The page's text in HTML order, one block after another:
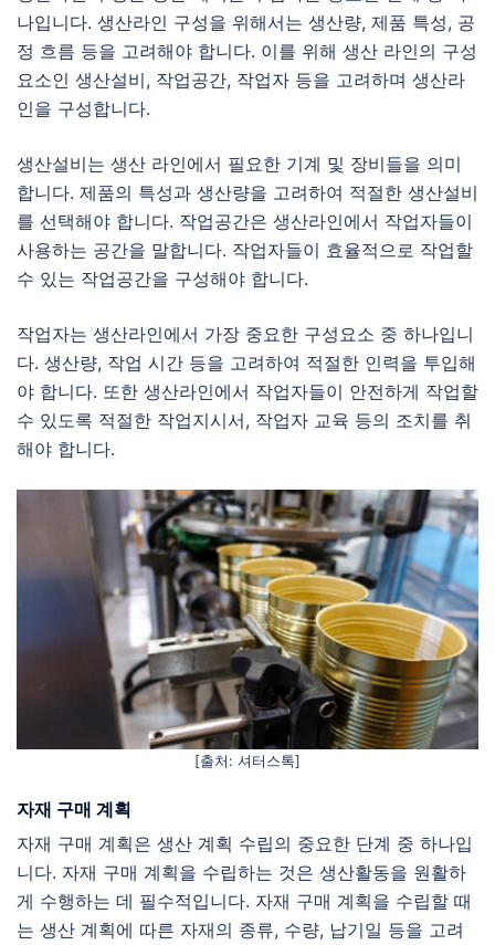
나입니다. 생산라인 구성을 위해서는 생산량, 제품 특성, 공
정 흐름 등을 고려해야 합니다. 이를 위해 생산 라인의 구성
요소인 생산설비, 작업공간, 작업자 등을 고려하며 생산라
인을 구성합니다.
생산설비는 생산 라인에서 필요한 기계 및 장비들을 의미
합니다. 제품의 특성과 생산량을 고려하여 적절한 생산설비
를 선택해야 합니다. 작업공간은 생산라인에서 작업자들이
사용하는 공간을 말합니다. 작업자들이 효율적으로 작업할
수 있는 작업공간을 구성해야 합니다.
작업자는 생산라인에서 가장 중요한 구성요소 중 하나입니
다. 생산량, 작업 시간 등을 고려하여 적절한 인력을 투입해
야 합니다. 또한 생산라인에서 작업자들이 안전하게 작업할
수 있도록 적절한 작업지시서, 작업자 교육 등의 조치를 취
해야 합니다.
[출처: 셔터스톡]
자재 구매 계획
자재 구매 계획은 생산 계획 수립의 중요한 단계 중 하나입
니다. 자재 구매 계획을 수립하는 것은 생산활동을 원활하
게 수행하는 데 필수적입니다. 자재 구매 계획을 수립할 때
는 생산 계획에 따른 자재의 종류, 수량, 납기일 등을 고려